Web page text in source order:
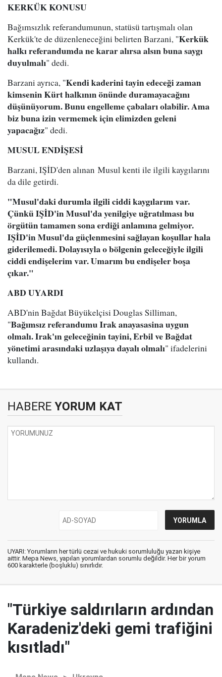
KERKÜK KONUSU
Bağımsızlık referandumunun, statüsü tartışmalı olan
Kerkük'te de düzenleneceğini belirten Barzani, "Kerkük
halkı referandumda ne karar alırsa alsın buna saygı
duyulmalı" dedi.
Barzani ayrıca, "Kendi kaderini tayin edeceği zaman
kimsenin Kürt halkının önünde duramayacağını
düşünüyorum. Bunu engelleme çabaları olabilir. Ama
biz buna izin vermemek için elimizden geleni
yapacağız" dedi.
MUSUL ENDİŞESİ
Barzani, IŞİD'den alınan Musul kenti ile ilgili kaygılarını
da dile getirdi.
"Musul'daki durumla ilgili ciddi kaygılarım var.
Çünkü IŞİD'in Musul'da yenilgiye uğratılması bu
örgütün tamamen sona erdiği anlamına gelmiyor.
IŞİD'in Musul'da güçlenmesini sağlayan koşullar hala
giderilemedi. Dolayısıyla o bölgenin geleceğiyle ilgili
ciddi endişelerim var. Umarım bu endişeler boşa
çıkar."
ABD UYARDI
ABD'nin Bağdat Büyükelçisi Douglas Silliman,
"Bağımsız referandumu Irak anayasasina uygun
olmalı. Irak'ın geleceğinin tayini, Erbil ve Bağdat
yönetimi arasındaki uzlaşıya dayalı olmalı" ifadelerini
kullandı.
HABERE YORUM KAT
UYARI: Yorumların her türlü cezai ve hukuki sorumluluğu yazan kişiye
aittir. Mepa News, yapılan yorumlardan sorumlu değildir. Her bir yorum
600 karakterle (boşluklu) sınırlıdır.
"Türkiye saldırıların ardından
Karadeniz'deki gemi trafiğini
kısıtladı"